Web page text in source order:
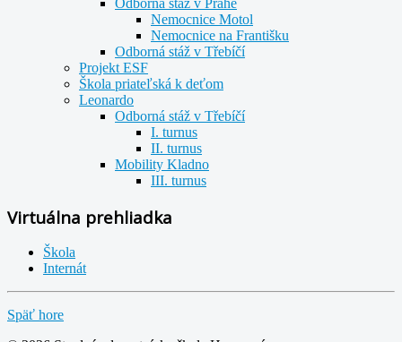
Nemocnice Motol
Nemocnice na Františku
Odborná stáž v Třebíčí
Projekt ESF
Škola priateľská k deťom
Leonardo
Odborná stáž v Třebíčí
I. turnus
II. turnus
Mobility Kladno
III. turnus
Virtuálna prehliadka
Škola
Internát
Späť hore